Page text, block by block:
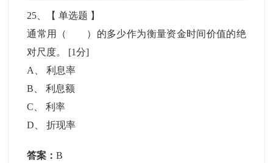
25 、【单选题 】
通常用（ ）的多少作为衡量资金时间价值的绝
对尺度。 [1分]
A
、利息率
B 、利息额
C 、利率
D 、折现率
答案：B